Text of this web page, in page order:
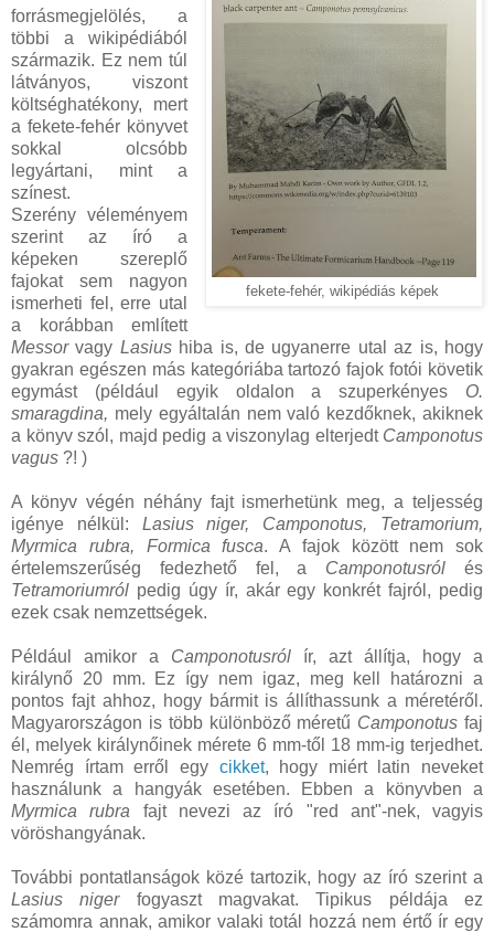
fekete-fehér, wikipédiás képek
forrásmegjelölés, a
többi a wikipédiából
származik. Ez nem túl
látványos, viszont
költséghatékony, mert
a fekete-fehér könyvet
sokkal olcsóbb
legyártani, mint a
színest.
Szerény véleményem
szerint az író a
képeken szereplő
fajokat sem nagyon
ismerheti fel, erre utal
a korábban említett
Messorvagy Lasius hiba is, de ugyanerre utal az is, hogy
gyakran egészen más kategóriába tartozó fajok fotói követik
egymást (például egyik oldalon a szuperkényes O.
smaragdina, mely egyáltalán nem való kezdőknek, akiknek
a könyv szól, majd pedig a viszonylag elterjedt Camponotus
vagus ?! )
A könyv végén néhány fajt ismerhetünk meg, a teljesség
igénye nélkül: Lasius niger, Camponotus, Tetramorium,
Myrmica rubra, Formica fusca. A fajok között nem sok
értelemszerűség fedezhető fel, a Camponotusrólés
Tetramoriumról pedig úgy ír, akár egy konkrét fajról, pedig
ezek csak nemzettségek.
Például amikor a Camponotusról ír, azt állítja, hogy a
királynő 20 mm. Ez így nem igaz, meg kell határozni a
pontos fajt ahhoz, hogy bármit is állíthassunk a méretéről.
Magyarországon is több különböző méretű Camponotus faj
él, melyek királynőinek mérete 6 mm-től 18 mm-ig terjedhet.
Nemrég írtam erről egy cikket, hogy miért latin neveket
használunk a hangyák esetében. Ebben a könyvben a
Myrmica rubra fajt nevezi az író "red ant"-nek, vagyis
vöröshangyának.
További pontatlanságok közé tartozik, hogy az író szerint a
Lasius nigerfogyaszt magvakat. Tipikus példája ez
számomra annak, amikor valaki totál hozzá nem értő ír egy